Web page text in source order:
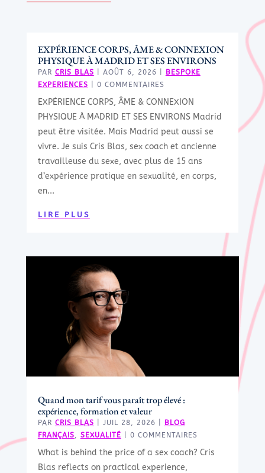
EXPÉRIENCE CORPS, ÂME & CONNEXION
PHYSIQUE À MADRID ET SES ENVIRONS
PAR CRIS BLAS AOÛT 6, 2026
BESPOKE
EXPERIENCES | 0 COMMENTAIRES
EXPÉRIENCE CORPS, ÂME & CONNEXION
PHYSIQUE À MADRID ET SES ENVIRONS Madrid
peut être visitée. Mais Madrid peut aussi se
vivre. Je suis Cris Blas, sex coach et ancienne
travailleuse du sexe, avec plus de 15 ans
d’expérience pratique en sexualité, en corps,
en...
LIRE PLUS
Quand mon tarif vous paraît trop élevé :
expérience, formation et valeur
PAR CRIS BLAS JUIL 28, 2026
BLOG
FRANÇAIS, SEXUALITÉ | 0 COMMENTAIRES
What is behind the price of a sex coach? Cris
Blas reflects on practical experience,